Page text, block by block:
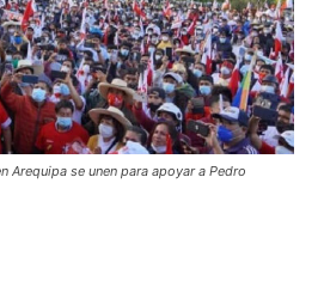
Arequipa se unen para apoyar a Pedro